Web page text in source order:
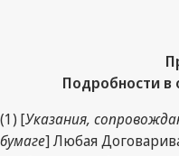
Подробности
(1) [Указания,
бумаге] Любая